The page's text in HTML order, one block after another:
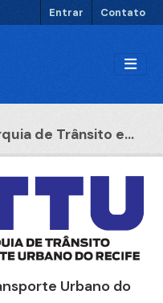
Entrar Contato
de Trânsito e...
Urbano do